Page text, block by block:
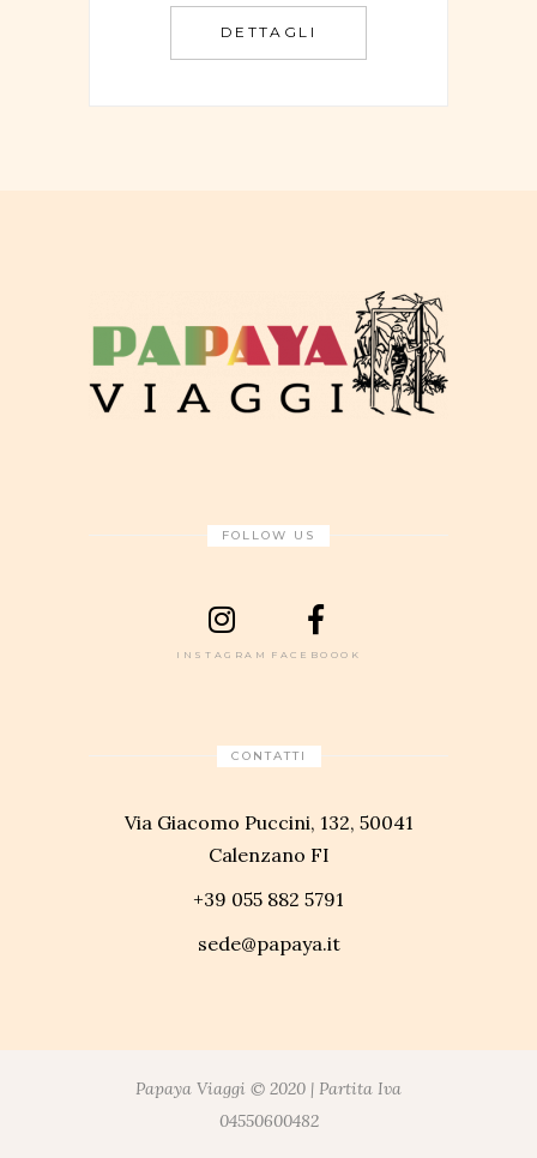
DETTAGLI
FOLLOW US
INSTAGRAM FACEBOOOK
CONTATTI
Via Giacomo Puccini, 132, 50041
Calenzano FI
+39 055 882 5791
sede@papaya.it
Papaya Viaggi © 2020 | Partita Iva
04550600482